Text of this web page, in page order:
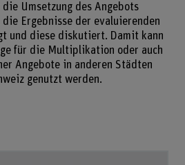
Umsetzung des Angebots
Ergebnisse der evaluierenden
und diese diskutiert. Damit kann
für die Multiplikation oder auch
Angebote in anderen Städten
genutzt werden.